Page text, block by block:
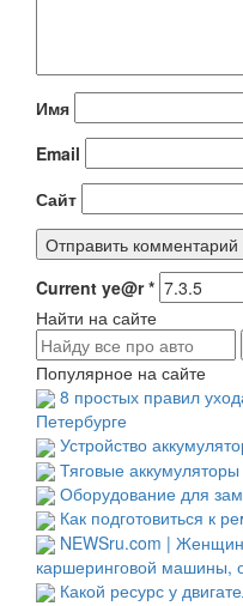
Имя
Email
Сайт
Current ye@r*
Найти на сайте
Популярное на сайте
8 простых правил
Петербурге
Устройство
Тяговые
Оборудование для
Как подготовиться к
NEWSru.com |
каршеринговой машины,
Какой ресурс у